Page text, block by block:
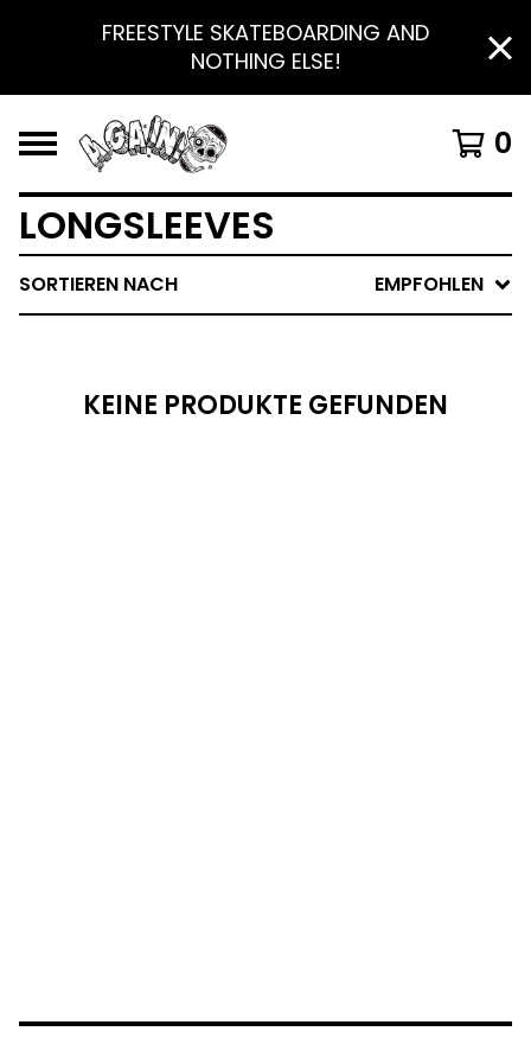
FREESTYLE SKATEBOARDING AND
NOTHING ELSE!
0
LONGSLEEVES
SORTIEREN NACH EMPFOHLEN
KEINE PRODUKTE GEFUNDEN